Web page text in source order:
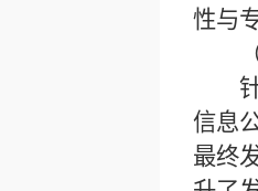
性与
（
针
信息
最终